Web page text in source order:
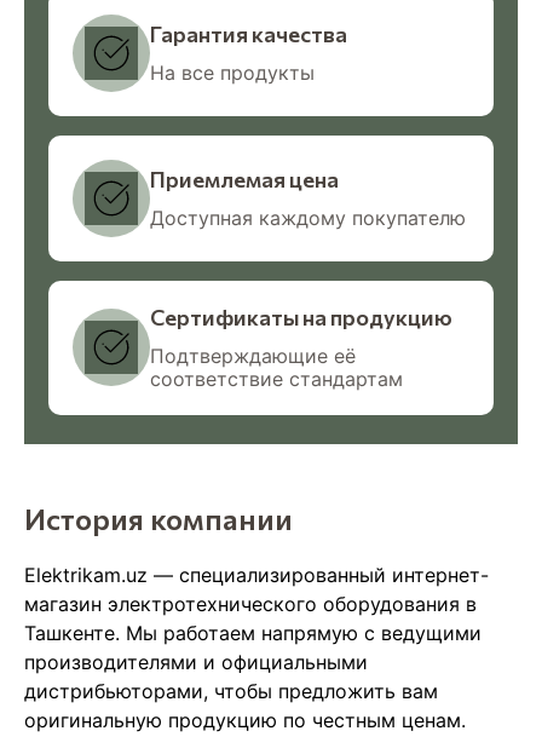
Гарантия качества
На все продукты
Приемлемая цена
Доступная каждому покупателю
Сертификаты на продукцию
Подтверждающие её
соответствие стандартам
История компании
Elektrikam.uz — специализированный интернет-
магазин электротехнического оборудования в
Ташкенте. Мы работаем напрямую с ведущими
производителями и официальными
дистрибьюторами, чтобы предложить вам
оригинальную продукцию по честным ценам.